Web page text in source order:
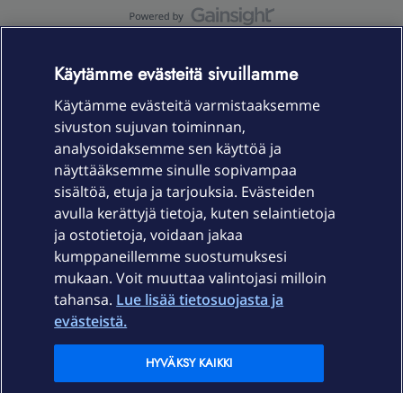
Laitteet & liittymät
Palvelut
Ajankohtaista
Elisa Oyj
Käytämme evästeitä sivuillamme
Käytämme evästeitä varmistaaksemme
sivuston sujuvan toiminnan,
analysoidaksemme sen käyttöä ja
näyttääksemme sinulle sopivampaa
sisältöä, etuja ja tarjouksia. Evästeiden
avulla kerättyjä tietoja, kuten selaintietoja
ja ostotietoja, voidaan jakaa
kumppaneillemme suostumuksesi
mukaan. Voit muuttaa valintojasi milloin
tahansa. Lue lisää tietosuojasta ja
evästeistä.
HYVÄKSY KAIKKI